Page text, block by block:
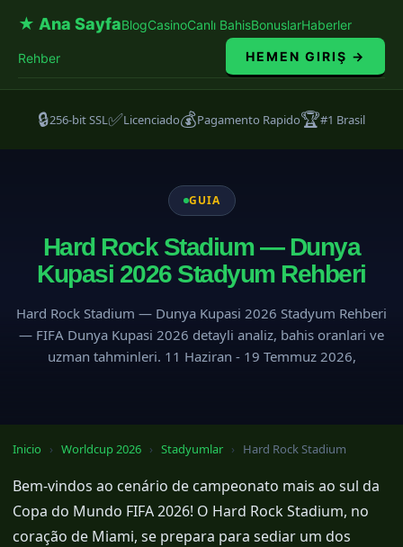
★ Ana SayfaBlogCasinoCanlı BahisBonuslarHaberler
Rehber HEMEN GIRIŞ →
🔒256-bit SSL✅Licenciado💰Pagamento Rapido🏆#1 Brasil
GUIA
Hard Rock Stadium — Dunya
Kupasi 2026 Stadyum Rehberi
Hard Rock Stadium — Dunya Kupasi 2026 Stadyum Rehberi
— FIFA Dunya Kupasi 2026 detayli analiz, bahis oranlari ve
uzman tahminleri. 11 Haziran - 19 Temmuz 2026,
Inicio › Worldcup 2026 › Stadyumlar › Hard Rock Stadium
Bem-vindos ao cenário de campeonato mais ao sul da
Copa do Mundo FIFA 2026! O Hard Rock Stadium, no
coração de Miami, se prepara para sediar um dos